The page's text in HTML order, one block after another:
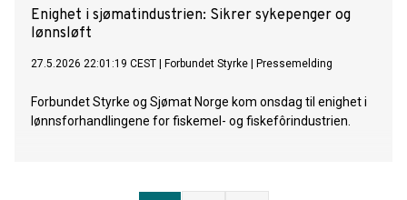
Enighet i sjømatindustrien: Sikrer sykepenger og
lønnsløft
27.5.2026 22:01:19 CEST Forbundet Styrke Pressemelding
Forbundet Styrke og Sjømat Norge kom onsdag til enighet i
lønnsforhandlingene for fiskemel- og fiskefôrindustrien.